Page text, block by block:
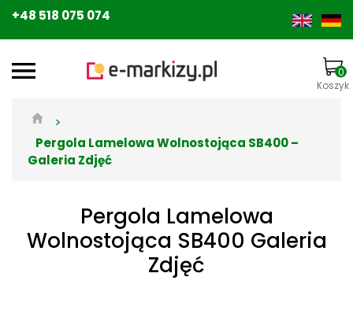
+48 518 075 074
0
Koszyk
>
Pergola Lamelowa Wolnostojąca SB400 –
Galeria Zdjęć
Pergola Lamelowa
Wolnostojąca SB400 Galeria
Zdjęć